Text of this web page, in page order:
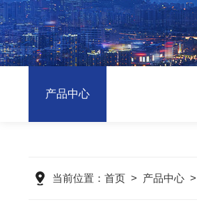
产品中心
当前位置： 首页> 产品中心>